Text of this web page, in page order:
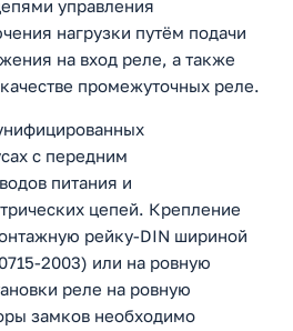
управления
нагрузки путём подачи
на вход реле, а также
промежуточных реле.
с передним
питания и
цепей. Крепление
рейку-DIN шириной
2003) или на ровную
реле на ровную
замков необходимо